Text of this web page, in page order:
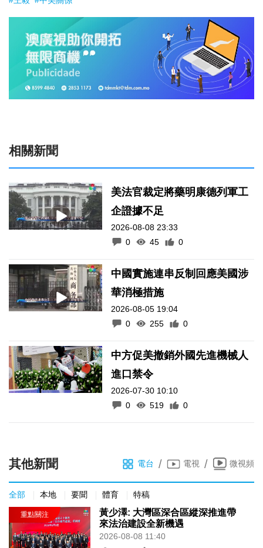
相關新聞
美法官裁定將藥明康德列軍工
企證據不足
2026-08-08 23:33
0
45 0
中國實施連串反制回應美國涉
華消極措施
2026-08-05 19:04
0
255 0
中方促美撤銷外國先進機械人
進口禁令
2026-07-30 10:10
0
519 0
其他新聞 電台 / 電視 / 微視頻
全部 本地 要聞 體育 特稿
黃少澤: 大灣區深合區縱深推進帶
來法治建設全新機遇
2026-08-08 11:40